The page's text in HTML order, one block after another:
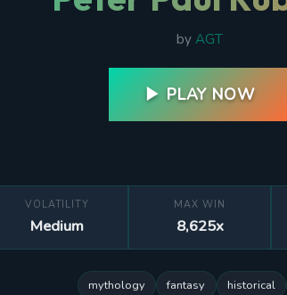
by AGT
▶ PLAY NOW
VOLATILITY
Medium
MAX WIN
8,625x
mythology fantasy historical